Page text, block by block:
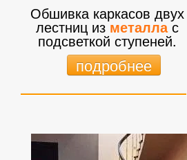
Обшивка каркасов двух
лестниц изметаллас
подсветкой ступеней.
подробнее